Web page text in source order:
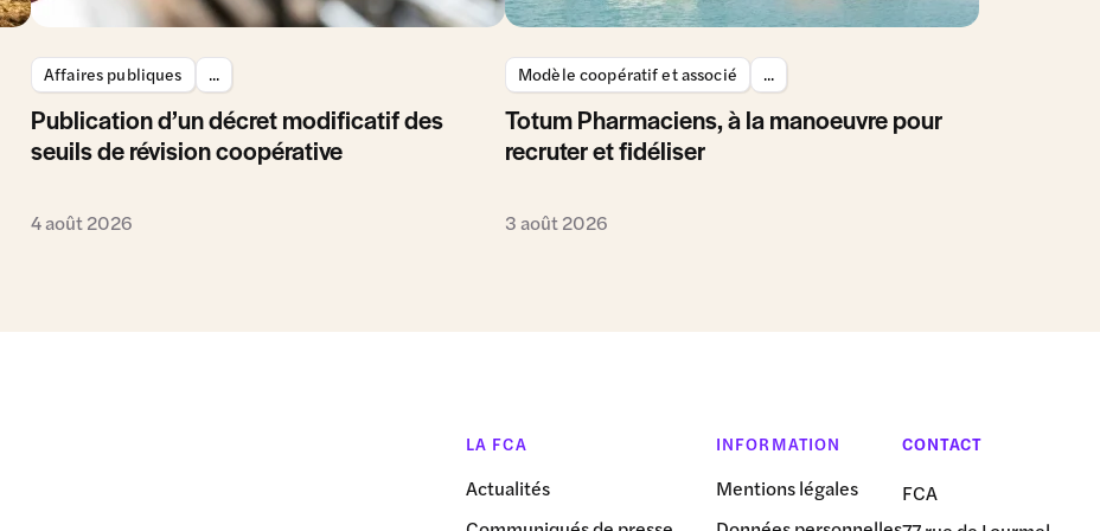
Affaires publiques ...
Publication d’un décret modificatif des
seuils de révision coopérative
4 août 2026
Modèle coopératif et associé ...
Totum Pharmaciens, à la manoeuvre pour
recruter et fidéliser
3 août 2026
LA FCA
Actualités
INFORMATION
Mentions légales
CONTACT
FCA